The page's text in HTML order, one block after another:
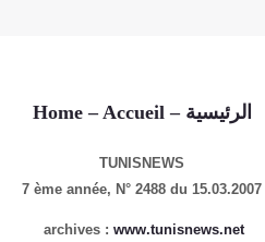
Home– Accueil– الرئيسية
TUNISNEWS
7 ème année, N° 2488 du 15.03.2007
archives :www.tunisnews.net